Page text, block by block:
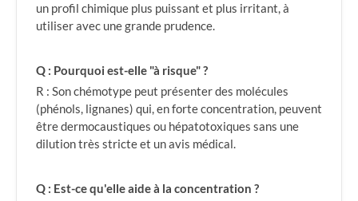
un profil chimique plus puissant et plus irritant, à
utiliser avec une grande prudence.
Q : Pourquoi est-elle "à risque" ?
R : Son chémotype peut présenter des molécules
(phénols, lignanes) qui, en forte concentration, peuvent
être dermocaustiques ou hépatotoxiques sans une
dilution très stricte et un avis médical.
Q : Est-ce qu'elle aide à la concentration ?